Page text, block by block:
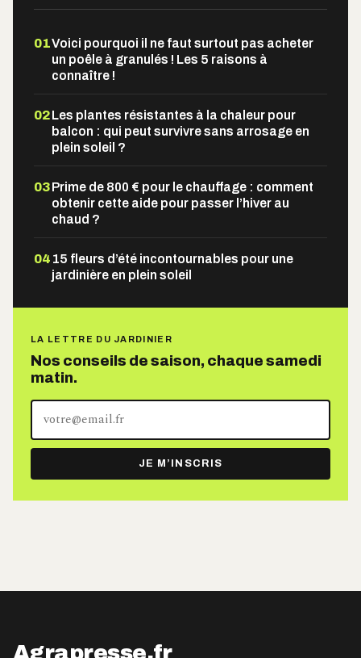
01Voici pourquoi il ne faut surtout pas acheter
un poêle à granulés ! Les 5 raisons à
connaître !
02Les plantes résistantes à la chaleur pour
balcon : qui peut survivre sans arrosage en
plein soleil ?
03Prime de 800 € pour le chauffage : comment
obtenir cette aide pour passer l’hiver au
chaud ?
04 15 fleurs d’été incontournables pour une
jardinière en plein soleil
LA LETTRE DU JARDINIER
Nos conseils de saison, chaque samedi
matin.
Votre
adresse
e-
mail
JE M’INSCRIS
Agrapresse.fr